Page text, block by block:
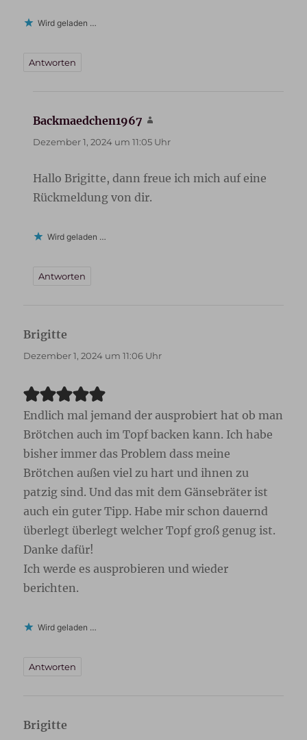
Wird geladen …
Antworten
Backmaedchen1967
Dezember 1, 2024 um 11:05 Uhr
Hallo Brigitte, dann freue ich mich auf eine
Rückmeldung von dir.
Wird geladen …
Antworten
Brigitte
Dezember 1, 2024 um 11:06 Uhr
Endlich mal jemand der ausprobiert hat ob man
Brötchen auch im Topf backen kann. Ich habe
bisher immer das Problem dass meine
Brötchen außen viel zu hart und ihnen zu
patzig sind. Und das mit dem Gänsebräter ist
auch ein guter Tipp. Habe mir schon dauernd
überlegt überlegt welcher Topf groß genug ist.
Danke dafür!
Ich werde es ausprobieren und wieder
berichten.
Wird geladen …
Antworten
Brigitte